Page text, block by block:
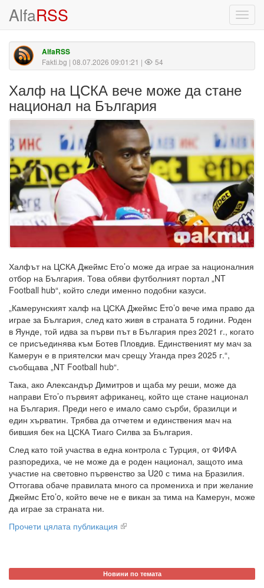
AlfaRSS
AlfaRSS
Fakti.bg | 08.07.2026 09:01:21 | 54
Халф на ЦСКА вече може да стане
национал на България
Халфът на ЦСКА Джеймс Ето’о може да играе за националния
отбор на България. Това обяви футболният портал „NT
Football hub“, който следи именно подобни казуси.
„Камерунският халф на ЦСКА Джеймс Eтo’o вече има право да
играе за България, след като живя в страната 5 години. Роден
в Яунде, той идва за първи път в България през 2021 г., когато
се присъединява към Ботев Пловдив. Единственият му мач за
Камерун е в приятелски мач срещу Уганда през 2025 г.“,
съобщава „NТ Football hub“.
Така, ако Александър Димитров и щаба му реши, може да
направи Ето’о първият африканец, който ще стане национал
на България. Преди него е имало само сърби, бразилци и
един хърватин. Трябва да отчетем и единствения мач на
бившия бек на ЦСКА Тиаго Силва за България.
След като той участва в една контрола с Турция, от ФИФА
разпоредиха, че не може да е роден национал, защото има
участие на световно първенство за U20 с тима на Бразилия.
Оттогава обаче правилата много са промениха и при желание
Джеймс Eтo’o, който вече не е викан за тима на Камерун, може
да играе за страната ни.
Прочети цялата публикация
Новини по темата